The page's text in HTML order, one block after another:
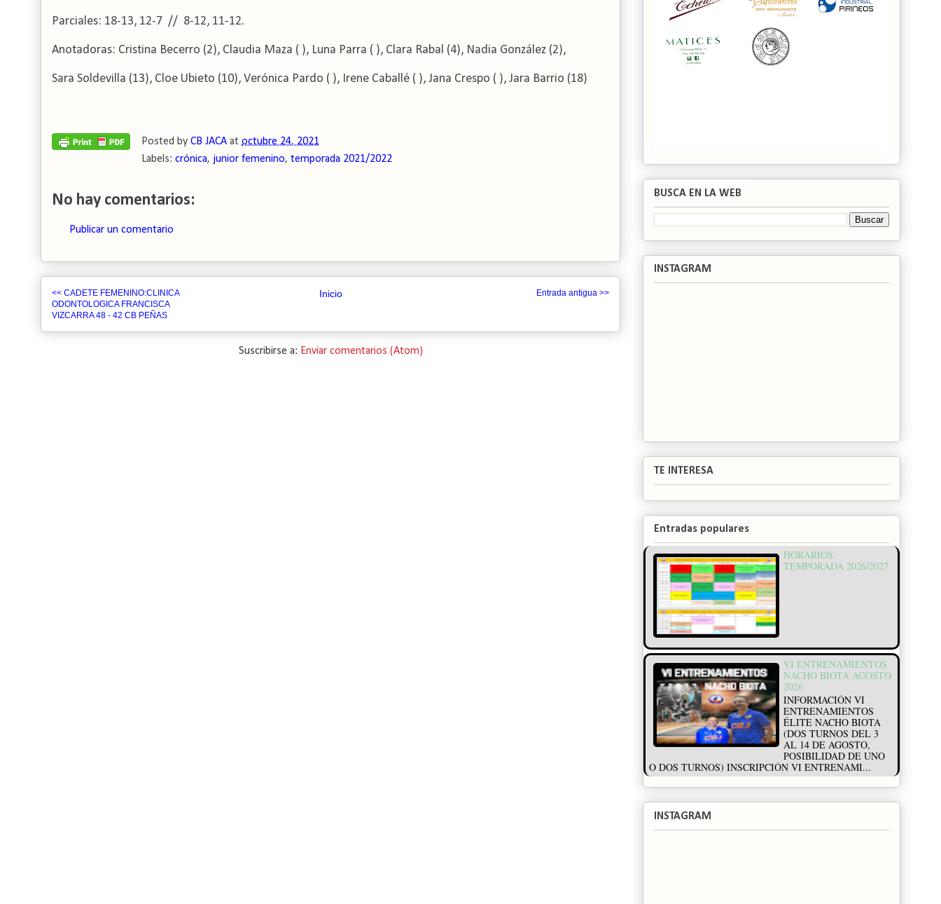
Parciales: 18-13, 12-7 // 8-12, 11-12.
Anotadoras: Cristina Becerro (2), Claudia Maza ( ), Luna Parra ( ), Clara Rabal (4), Nadia González (2),
Sara Soldevilla (13), Cloe Ubieto (10), Verónica Pardo ( ), Irene Caballé ( ), Jana Crespo ( ), Jara Barrio (18)
Posted by CB JACA at octubre 24, 2021
Labels: crónica, junior femenino, temporada 2021/2022
No hay comentarios:
Publicar un comentario
<< CADETE FEMENINO:CLINICA
ODONTOLOGICA FRANCISCA
VIZCARRA 48 - 42 CB PEÑAS
Entrada antigua >>
Inicio
Suscribirse a: Enviar comentarios (Atom)
BUSCA EN LA WEB
INSTAGRAM
TE INTERESA
Entradas populares
HORARIOS
TEMPORADA 2026/2027
VI ENTRENAMIENTOS
NACHO BIOTA AGOSTO
2026
INFORMACIÓN VI
ENTRENAMIENTOS
ÉLITE NACHO BIOTA
(DOS TURNOS DEL 3
AL 14 DE AGOSTO,
POSIBILIDAD DE UNO
O DOS TURNOS) INSCRIPCIÓN VI ENTRENAMI...
INSTAGRAM